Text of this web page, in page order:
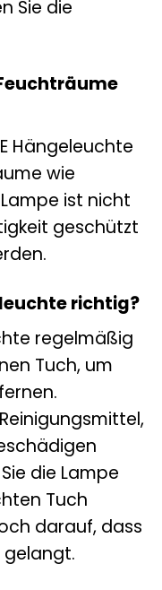
Sie die
Hängeleuchte
wie
ist nicht
geschützt
richtig?
regelmäßig
Tuch, um
die Lampe
Tuch
darauf, dass
gelangt.